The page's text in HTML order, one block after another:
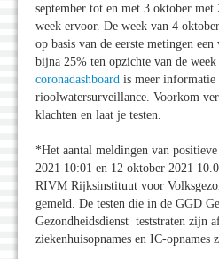
september tot en met 3 oktober met
week ervoor. De week van 4
op basis van de eerste metingen
bijna 25% ten opzichte van de
coronadashboard is meer informatie
rioolwatersurveillance. Voorkom
klachten en laat je testen.
*Het aantal meldingen van
2021 10:01 en 12 oktober 2021
RIVM Rijksinstituut voor
gemeld. De testen die in de GGD
Gezondheidsdienst teststraten zijn
ziekenhuisopnames en IC-opnames